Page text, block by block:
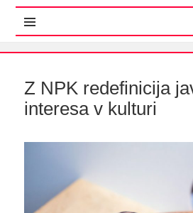
Z NPK redefinicija
interesa v kulturi